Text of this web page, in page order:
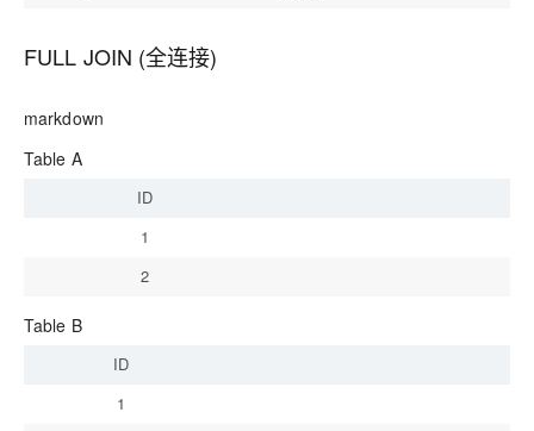
FULL JOIN (全连接)
markdown
Table A
ID
1
2
Table B
ID
1